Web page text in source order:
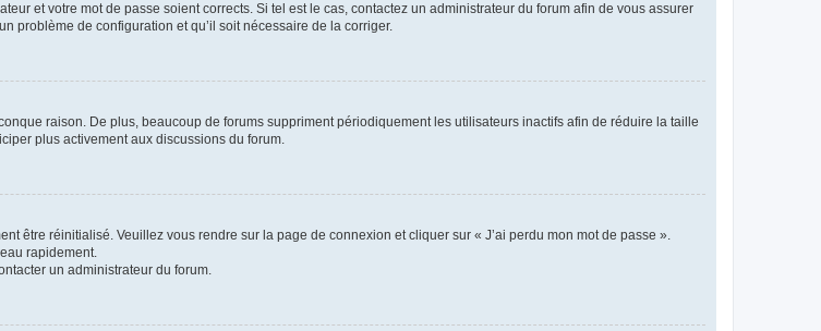
et votre mot de passe soient corrects. Si tel est le cas, contactez un administrateur du forum afin de vous assurer
problème de configuration et qu’il soit nécessaire de la corriger.
raison. De plus, beaucoup de forums suppriment périodiquement les utilisateurs inactifs afin de réduire la taille
plus activement aux discussions du forum.
être réinitialisé. Veuillez vous rendre sur la page de connexion et cliquer sur « J’ai perdu mon mot de passe ».
rapidement.
un administrateur du forum.